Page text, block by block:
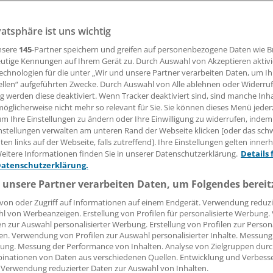
oder ein Globusgefühl im Hals: Oft sind Betroffene, die
in der HNO-Praxis vorstellig werden, besorgt.
Refluxgeschehen hinter den Symptomen. Welche teils
medikamentös und in der Lebensführung – den
können, hören Sie im Podcast.
11:00 Uhr
ist uns wichtig
145-Partner speichern und greifen auf personenbezogene Daten wie
Kennungen auf Ihrem Gerät zu. Durch Auswahl von Akzeptieren
für die unter „Wir und unsere Partner verarbeiten Daten, um
aufgeführten Zwecke. Durch Auswahl von Alle ablehnen oder
werden diese deaktiviert. Wenn Tracker deaktiviert sind, sind manche
nicht mehr so relevant für Sie. Sie können dieses Menü
Ihre Einstellungen zu ändern oder Ihre Einwilligung zu widerrufen, indem
verwalten am unteren Rand der Webseite klicken [oder das
links auf der Webseite, falls zutreffend]. Ihre Einstellungen gelten
Informationen finden Sie in unserer Datenschutzerklärung. Details
Partner verarbeiten Daten, um Folgendes
oder Zugriff auf Informationen auf einem Endgerät. Verwendung
von Werbeanzeigen. Erstellung von Profilen für personalisierte
zur Auswahl personalisierter Werbung. Erstellung von Profilen zur
Verwendung von Profilen zur Auswahl personalisierter Inhalte.
Messung der Performance von Inhalten. Analyse von Zielgruppen
von Daten aus verschiedenen Quellen. Entwicklung und
reduzierter Daten zur Auswahl von Inhalten.